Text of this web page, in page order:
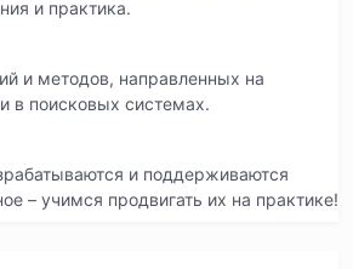
и практика.
и методов, направленных на
в поисковых системах.
и поддерживаются
– учимся продвигать их на практике!